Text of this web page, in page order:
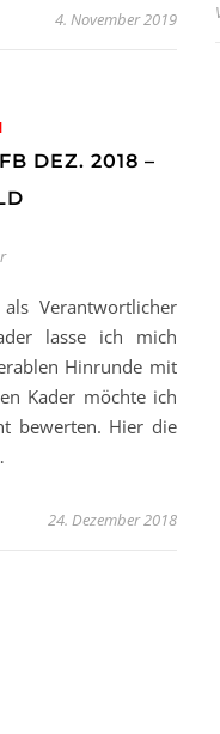
4. November 2019
DEZ. 2018 –
Verantwortlicher
lasse ich mich
Hinrunde mit
Kader möchte ich
bewerten. Hier die
24. Dezember 2018